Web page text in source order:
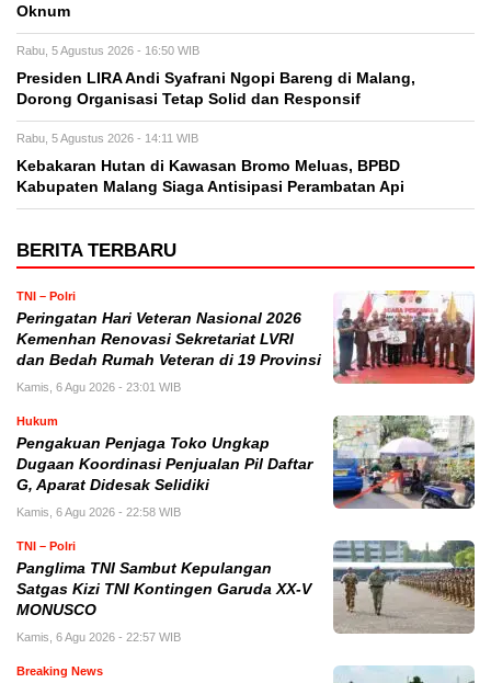
Oknum
Rabu, 5 Agustus 2026 - 16:50 WIB
Presiden LIRA Andi Syafrani Ngopi Bareng di Malang,
Dorong Organisasi Tetap Solid dan Responsif
Rabu, 5 Agustus 2026 - 14:11 WIB
Kebakaran Hutan di Kawasan Bromo Meluas, BPBD
Kabupaten Malang Siaga Antisipasi Perambatan Api
BERITA TERBARU
TNI – Polri
Peringatan Hari Veteran Nasional 2026
Kemenhan Renovasi Sekretariat LVRI
dan Bedah Rumah Veteran di 19 Provinsi
Kamis, 6 Agu 2026 - 23:01 WIB
Hukum
Pengakuan Penjaga Toko Ungkap
Dugaan Koordinasi Penjualan Pil Daftar
G, Aparat Didesak Selidiki
Kamis, 6 Agu 2026 - 22:58 WIB
TNI – Polri
Panglima TNI Sambut Kepulangan
Satgas Kizi TNI Kontingen Garuda XX-V
MONUSCO
Kamis, 6 Agu 2026 - 22:57 WIB
Breaking News